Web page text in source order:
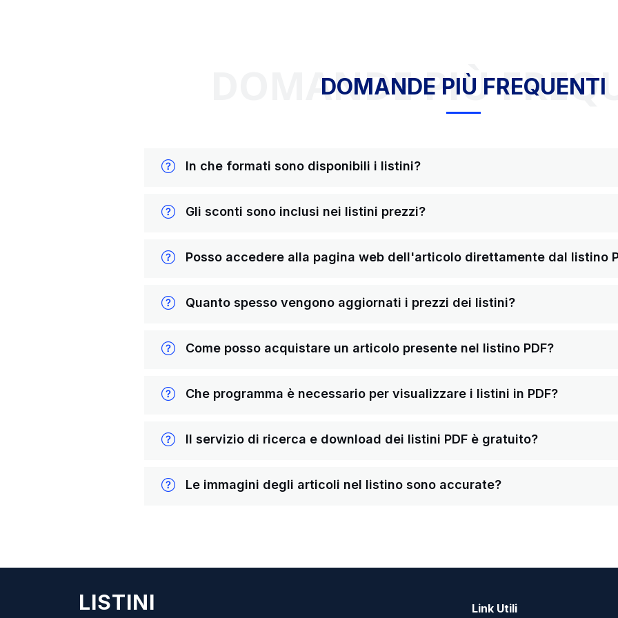
DOMANDE PIÙ
DOMANDE PIÙ FREQUENTI
In che formati sono disponibili i listini?
Gli sconti sono inclusi nei listini prezzi?
Posso accedere alla pagina web dell'articolo direttamente dal listino
Quanto spesso vengono aggiornati i prezzi dei listini?
Come posso acquistare un articolo presente nel listino PDF?
Che programma è necessario per visualizzare i listini in PDF?
Il servizio di ricerca e download dei listini PDF è gratuito?
Le immagini degli articoli nel listino sono accurate?
LISTINI Link Utili